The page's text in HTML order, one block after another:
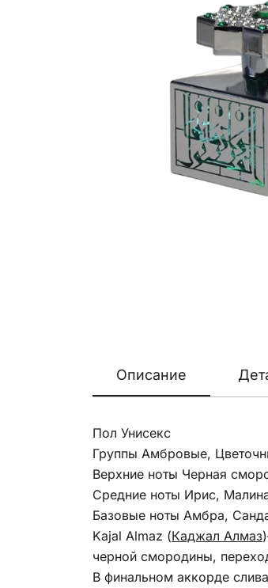
Описание
Пол Унисекс
Группы Амбровые,
Верхние ноты Черная
Средние ноты Ирис,
Базовые ноты Амбра,
Kajal Almaz (Каджал Алмаз
черной смородины,
В финальном аккорде